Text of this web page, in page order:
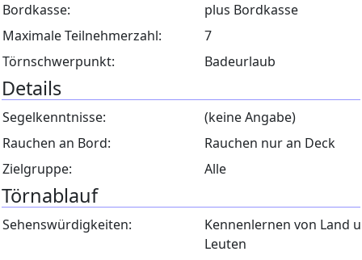
Bordkasse:
plus Bordkasse
Maximale Teilnehmerzahl:
7
Törnschwerpunkt:
Badeurlaub
Details
Segelkenntnisse:
(keine Angabe)
Rauchen an Bord:
Rauchen nur an Deck
Zielgruppe:
Alle
Törnablauf
Sehenswürdigkeiten:
Kennenlernen von Land
Leuten